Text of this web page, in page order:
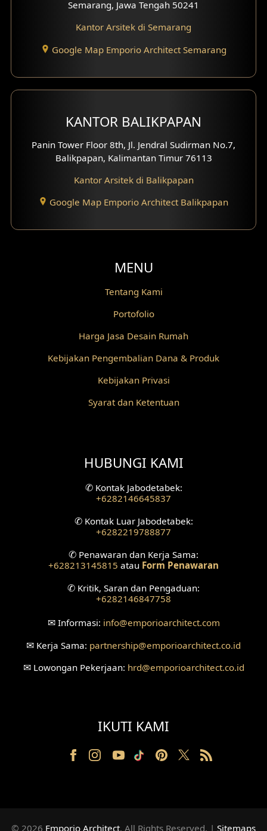
Desain Balkon
Desain Kanopi
Desain Gazebo
Desain Pantry
Desain Mini Theater
Desain Backyard
Desain Grill Kayu
Desain Railing
Desain Partisi
Desain Fasad Depan
Desain Fasad Belakang
Desain Ruang Studio Musik
Desain Interior Villa
Desain Plafon
Desain Ruang Tunggu
Desain Ruang Receptionist
Desain Eksterior Klinik
Semarang, Jawa Tengah 50241
Kantor Arsitek di Semarang
Google Map Emporio Architect Semarang
KANTOR BALIKPAPAN
Panin Tower Floor 8th, Jl. Jendral Sudirman No.7,
Balikpapan, Kalimantan Timur 76113
Kantor Arsitek di Balikpapan
Google Map Emporio Architect Balikpapan
MENU
Tentang Kami
Portofolio
Harga Jasa Desain Rumah
Kebijakan Pengembalian Dana & Produk
Kebijakan Privasi
Syarat dan Ketentuan
HUBUNGI KAMI
✆Kontak Jabodetabek:
+6282146645837
✆Kontak Luar Jabodetabek:
+6282219788877
✆ Penawaran dan Kerja Sama:
+628213145815 atau Form Penawaran
✆ Kritik, Saran dan Pengaduan:
+6282146847758
✉Informasi: info@emporioarchitect.com
✉ Kerja Sama: partnership@emporioarchitect.co.id
✉Lowongan Pekerjaan: hrd@emporioarchitect.co.id
IKUTI KAMI
© 2026 Emporio Architect. All Rights Reserved. | Sitemaps